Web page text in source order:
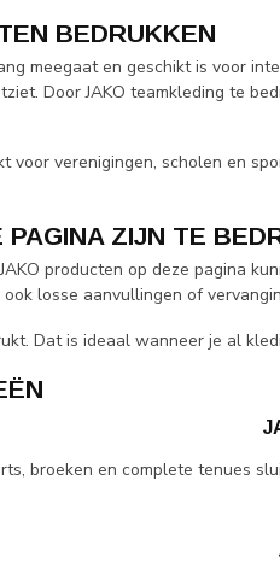
BEDRUKKEN
meegaat en geschikt is voor
Door JAKO teamkleding te
voor verenigingen, scholen en
ZIJN TE
producten op deze pagina
losse aanvullingen of
Dat is ideaal wanneer je al
broeken en complete tenues